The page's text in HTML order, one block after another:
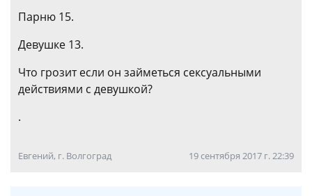
Парню 15.
Девушке 13.
Что грозит если он займеться сексуальными
действиями с девушкой?
.
Евгений, г. Волгоград 19 сентября 2017 г. 22:39